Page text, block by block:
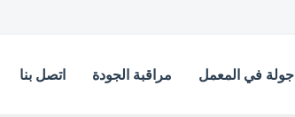
جولة في المعمل مراقبة الجودة اتصل بنا